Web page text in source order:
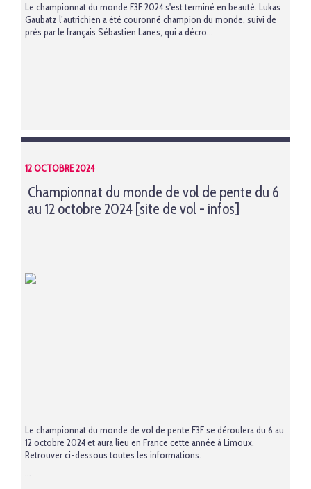
Le championnat du monde F3F 2024 s'est terminé en beauté. Lukas
Gaubatz l’autrichien a été couronné champion du monde, suivi de
près par le français Sébastien Lanes, qui a décro...
12 OCTOBRE 2024
Championnat du monde de vol de pente du 6
au 12 octobre 2024 [site de vol - infos]
Le championnat du monde de vol de pente F3F se déroulera du 6 au
12 octobre 2024 et aura lieu en France cette année à Limoux.
Retrouver ci-dessous toutes les informations.